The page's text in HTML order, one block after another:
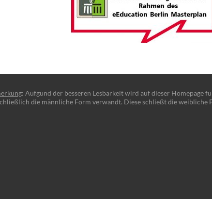
: Aufgund der besseren Lesbarkeit wird auf dieser Homepage
die männliche Form verwandt. Diese schließt die weibliche